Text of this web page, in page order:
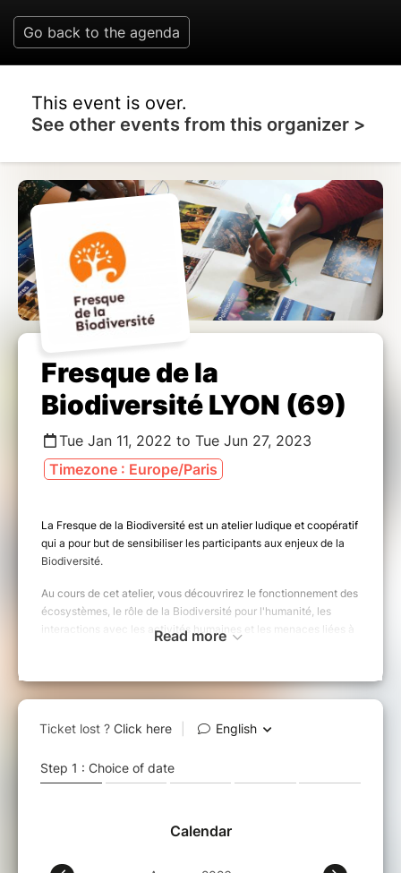
Go back to the agenda
This event is over.
See other events from this organizer >
Fresque de la
Biodiversité LYON (69)
Tue Jan 11, 2022 to Tue Jun 27, 2023
Timezone : Europe/Paris
La Fresque de la Biodiversité est un atelier ludique et coopératif
qui a pour but de sensibiliser les participants aux enjeux de la
Biodiversité.
Au cours de cet atelier, vous découvrirez le fonctionnement des
écosystèmes, le rôle de la Biodiversité pour l'humanité, les
interactions avec les activités humaines et les menaces liées à
La participation à l'atelier est à prix libre et conscient, selon
votre estimation de la valeur de l'atelier, du temps consacré
montants récoltés sont destinés à financer les outils de la
développement du réseau de la Fresque de la Biodiversité.
15 min Présentation du concept + Icebreaker
Read more